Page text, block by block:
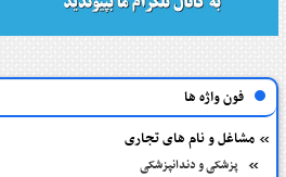
فون واژه ها
مشاغل و نام های تجاری
پزشکی و دندانپزشکی